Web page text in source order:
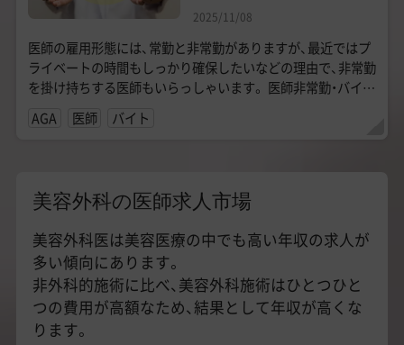
2025/11/08
医師の雇用形態には、常勤と非常勤がありますが、最近ではプ
ライベートの時間もしっかり確保したいなどの理由で、非常勤
を掛け持ちする医師もいらっしゃいます。 医師非常勤・バイト
求人の中でも特に人気があるの...
AGA 医師 バイト
美容外科の医師求人市場
美容外科医は美容医療の中でも高い年収の求人が
多い傾向にあります。
非外科的施術に比べ、美容外科施術はひとつひと
つの費用が高額なため、結果として年収が高くな
ります。